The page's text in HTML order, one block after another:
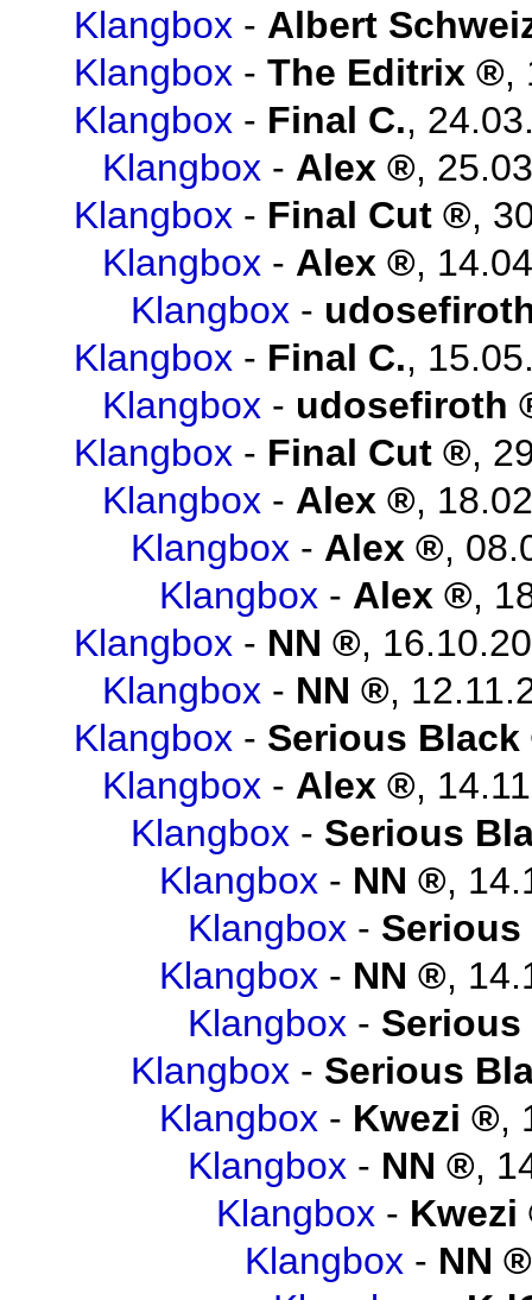
Klangbox - Albert
Klangbox - The Editrix ,
Klangbox - Final C.,
Klangbox - Alex ,
Klangbox - Final Cut ,
Klangbox - Alex ,
Klangbox -
Klangbox - Final C.,
Klangbox - udosefiroth
Klangbox - Final Cut ,
Klangbox - Alex ,
Klangbox - Alex ,
Klangbox - Alex ,
Klangbox - NN ,
Klangbox - NN ,
Klangbox - Serious Black
Klangbox - Alex ,
Klangbox - Serious
Klangbox - NN ,
Klangbox -
Klangbox - NN ,
Klangbox -
Klangbox - Serious
Klangbox - Kwezi ,
Klangbox - NN ,
Klangbox - Kwezi
Klangbox - NN